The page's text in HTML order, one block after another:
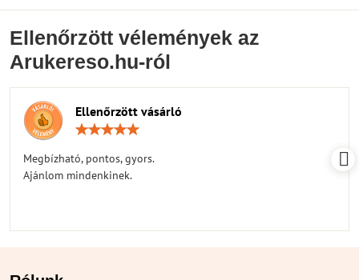
Ellenőrzött vélemények az
Arukereso.hu-ról
Ellenőrzött vásárló
Megbízható, pontos, gyors.
Ajánlom mindenkinek.